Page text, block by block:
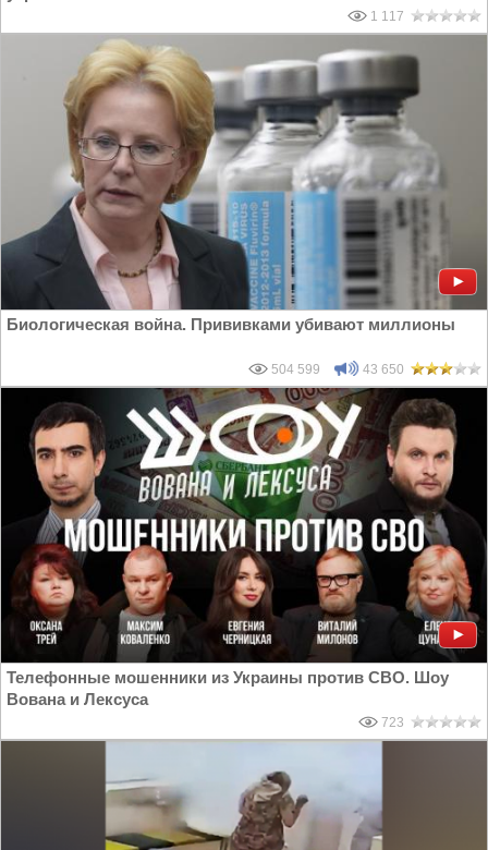
1 117
Биологическая война. Прививками убивают миллионы
504 599 43 650
Телефонные мошенники из Украины против СВО. Шоу
Вована и Лексуса
723